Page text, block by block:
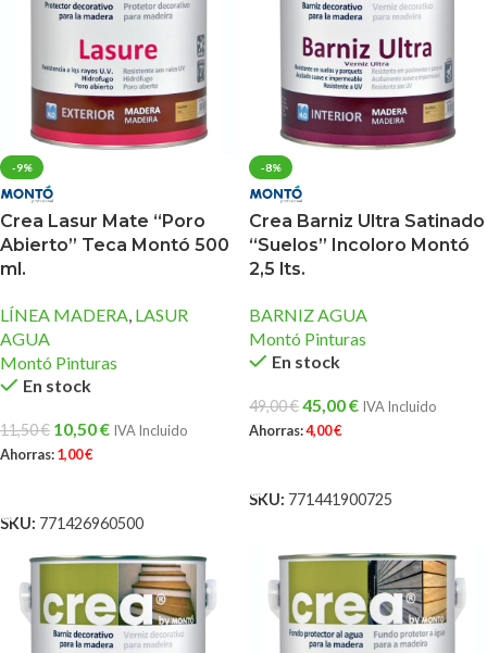
-9%
Crea Lasur Mate “Poro
Abierto” Teca Montó 500
ml.
LÍNEA MADERA, LASUR
AGUA
Montó Pinturas
En stock
11,50€ 10,50€ IVA Incluido
Ahorras:1,00€
SKU: 771426960500
-8%
Crea Barniz Ultra Satinado
“Suelos” Incoloro Montó
2,5 lts.
BARNIZ AGUA
Montó Pinturas
En stock
49,00€45,00€ IVA Incluido
Ahorras:4,00€
SKU: 771441900725